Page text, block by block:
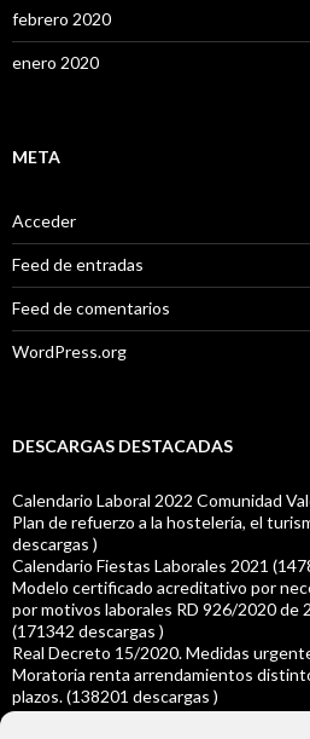
febrero 2020
enero 2020
META
Acceder
Feed de entradas
Feed de comentarios
WordPress.org
DESCARGAS DESTACADAS
Calendario Laboral 2022 Comunidad
Plan de refuerzo a la hostelería, el
descargas )
Calendario Fiestas Laborales 2021
Modelo certificado acreditativo por
por motivos laborales RD 926/2020 de
(171342 descargas )
Real Decreto 15/2020. Medidas
Moratoria renta arrendamientos
plazos. (138201 descargas )
Real Decreto-ley 14/2020 Ampliación